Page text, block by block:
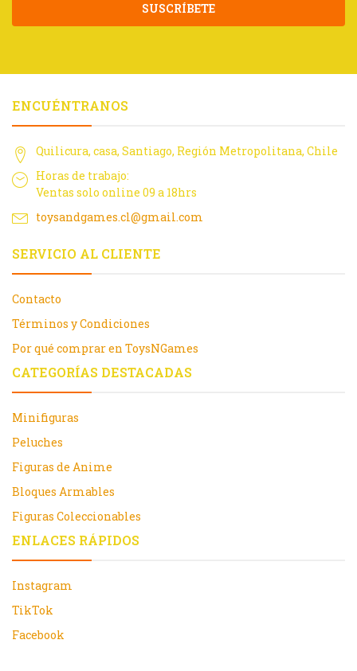
SUSCRÍBETE
ENCUÉNTRANOS
Quilicura, casa, Santiago, Región Metropolitana, Chile
Horas de trabajo:
Ventas solo online 09 a 18hrs
toysandgames.cl@gmail.com
SERVICIO AL CLIENTE
Contacto
Términos y Condiciones
Por qué comprar en ToysNGames
CATEGORÍAS DESTACADAS
Minifiguras
Peluches
Figuras de Anime
Bloques Armables
Figuras Coleccionables
ENLACES RÁPIDOS
Instagram
TikTok
Facebook